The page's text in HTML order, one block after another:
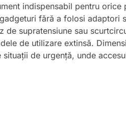
indispensabil pentru
fără a folosi adaptori
supratensiune sau
de utilizare extinsă.
de urgență, unde